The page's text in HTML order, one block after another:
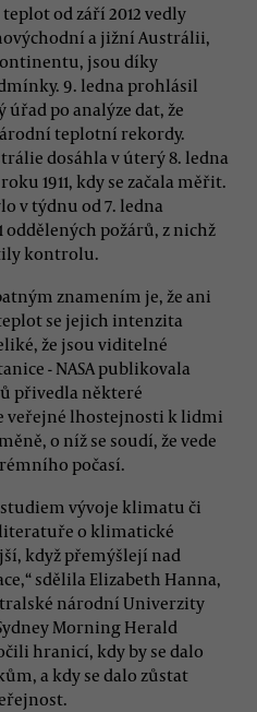
od září 2012 vedly
a jižní Austrálii,
jsou díky
9. ledna prohlásil
po analýze dat, že
teplotní rekordy.
dosáhla v úterý 8. ledna
1911, kdy se začala měřit.
v týdnu od 7. ledna
oddělených požárů, z nichž
kontrolu.
znamením je, že ani
se jejich intenzita
že jsou viditelné
- NASA publikovala
přivedla některé
veřejné lhostejnosti k lidmi
o níž se soudí, že vede
počasí.
vývoje klimatu či
o klimatické
když přemýšlejí nad
sdělila Elizabeth Hanna,
národní Univerzity
Morning Herald
hranicí, kdy by se dalo
a kdy se dalo zůstat